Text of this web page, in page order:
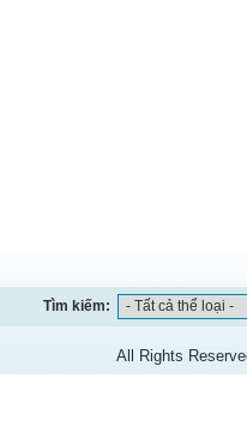
Tìm kiếm:
All Rights